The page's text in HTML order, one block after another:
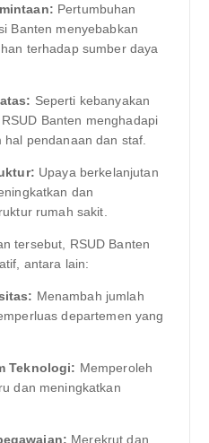
Pertumbuhan
Banten menyebabkan
terhadap sumber daya
Seperti kebanyakan
Banten menghadapi
pendanaan dan staf.
Upaya berkelanjutan
dan
rumah sakit.
tersebut, RSUD Banten
antara lain:
Menambah jumlah
departemen yang
Teknologi: Memperoleh
dan meningkatkan
Merekrut dan